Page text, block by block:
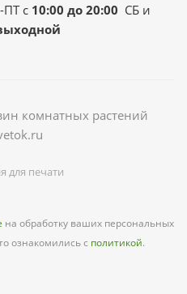
с 10:00 до 20:00 СБ и
комнатных растений
для печати
на обработку ваших персональных
ознакомились с политикой.